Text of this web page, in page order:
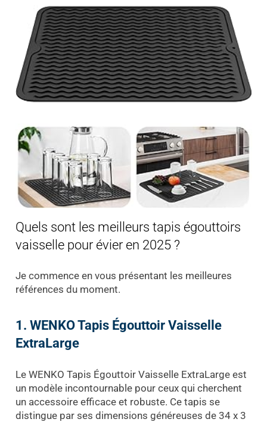
Quels sont les meilleurs tapis égouttoirs
vaisselle pour évier en 2025 ?
Je commence en vous présentant les meilleures
références du moment.
1. WENKO Tapis Égouttoir Vaisselle
ExtraLarge
Le WENKO Tapis Égouttoir Vaisselle ExtraLarge est
un modèle incontournable pour ceux qui cherchent
un accessoire efficace et robuste. Ce tapis se
distingue par ses dimensions généreuses de 34 x 3